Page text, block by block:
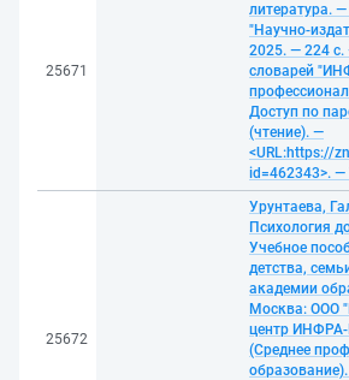
25671
литература.
"Научно-
2025. — 224
словарей
Доступ по
(чтение). —
<URL:https://
id=462343>. —
25672
Урунтаева,
Психология
Учебное
детства,
академии
Москва: ООО
центр
(Среднее